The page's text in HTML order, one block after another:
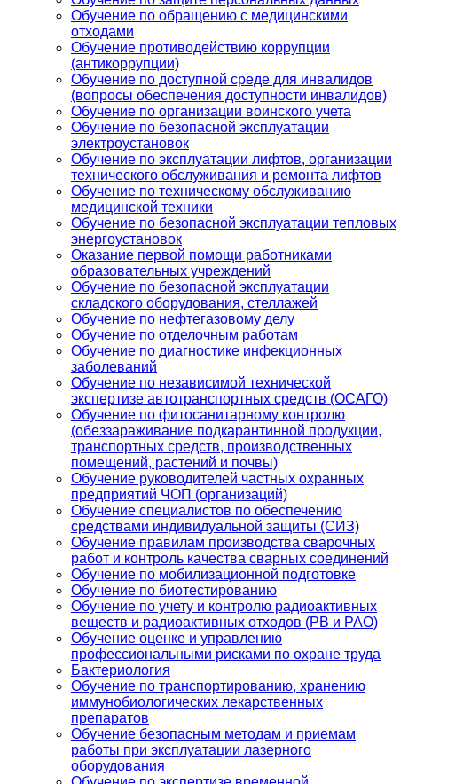
Обучение по обращению с медицинскими
отходами
Обучение противодействию коррупции
(антикоррупции)
Обучение по доступной среде для инвалидов
(вопросы обеспечения доступности инвалидов)
Обучение по организации воинского учета
Обучение по безопасной эксплуатации
электроустановок
Обучение по эксплуатации лифтов, организации
технического обслуживания и ремонта лифтов
Обучение по техническому обслуживанию
медицинской техники
Обучение по безопасной эксплуатации тепловых
энергоустановок
Оказание первой помощи работниками
образовательных учреждений
Обучение по безопасной эксплуатации
складского оборудования, стеллажей
Обучение по нефтегазовому делу
Обучение по отделочным работам
Обучение по диагностике инфекционных
заболеваний
Обучение по независимой технической
экспертизе автотранспортных средств (ОСАГО)
Обучение по фитосанитарному контролю
(обеззараживание подкарантинной продукции,
транспортных средств, производственных
помещений, растений и почвы)
Обучение руководителей частных охранных
предприятий ЧОП (организаций)
Обучение специалистов по обеспечению
средствами индивидуальной защиты (СИЗ)
Обучение правилам производства сварочных
работ и контроль качества сварных соединений
Обучение по мобилизационной подготовке
Обучение по биотестированию
Обучение по учету и контролю радиоактивных
веществ и радиоактивных отходов (РВ и РАО)
Обучение оценке и управлению
профессиональными рисками по охране труда
Бактериология
Обучение по транспортированию, хранению
иммунобиологических лекарственных
препаратов
Обучение безопасным методам и приемам
работы при эксплуатации лазерного
оборудования